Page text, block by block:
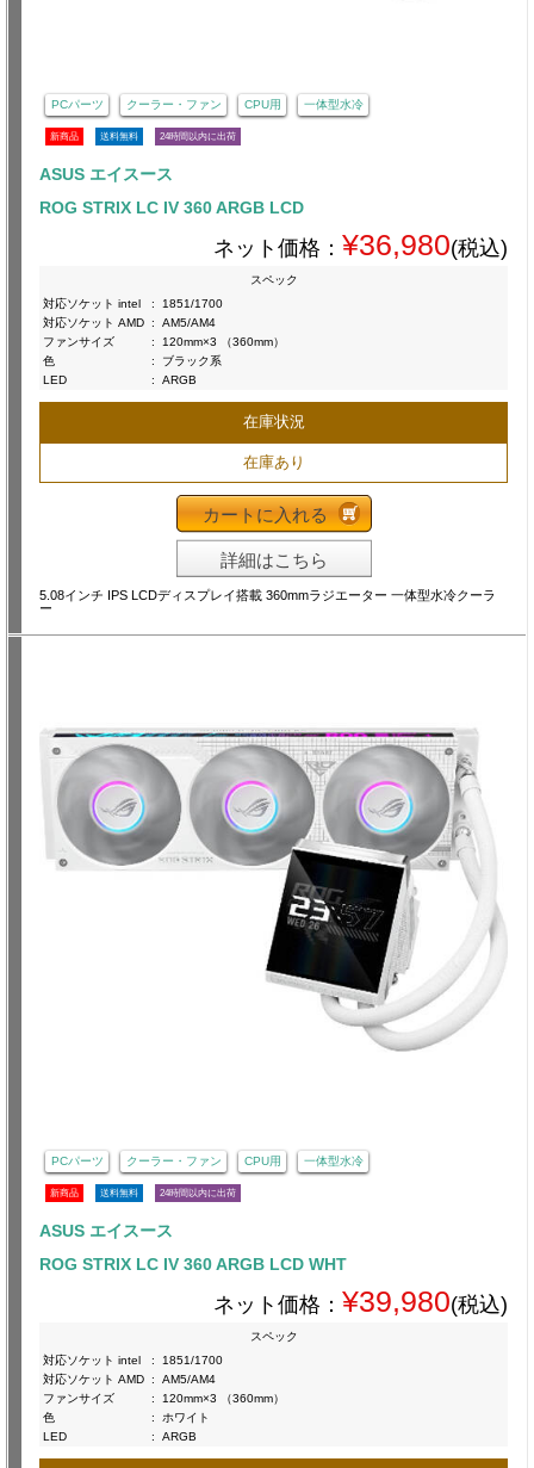
PCパーツ クーラー・ファン CPU用 一体型水冷
新商品 送料無料 24時間以内に出荷
ASUS エイスース
ROG STRIX LC IV 360 ARGB LCD
ネット価格： ¥36,980(税込)
スペック
対応ソケット intel
:
1851/1700
対応ソケット AMD :
AM5/AM4
ファンサイズ
:
120mm×3 （360mm）
色
:
ブラック系
LED
: ARGB
在庫状況
在庫あり
カートに入れる
詳細はこちら
5.08インチ IPS LCDディスプレイ搭載 360mmラジエーター 一体型水冷クーラ
ー
PCパーツ クーラー・ファン CPU用 一体型水冷
新商品 送料無料 24時間以内に出荷
ASUS エイスース
ROG STRIX LC IV 360 ARGB LCD WHT
ネット価格： ¥39,980(税込)
スペック
対応ソケット intel
:
1851/1700
対応ソケット AMD :
AM5/AM4
ファンサイズ
:
120mm×3 （360mm）
色
:
ホワイト
LED
: ARGB